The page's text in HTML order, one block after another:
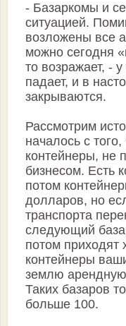
- Базаркомы и
ситуацией.
возложены все
можно сегодня
то возражает, -
падает, и в
закрываются.
Рассмотрим
началось с
контейнеры, не
бизнесом. Есть
потом
долларов, но
транспорта
следующий
потом приходят
контейнеры
землю арендную
Таких базаров
больше 100.